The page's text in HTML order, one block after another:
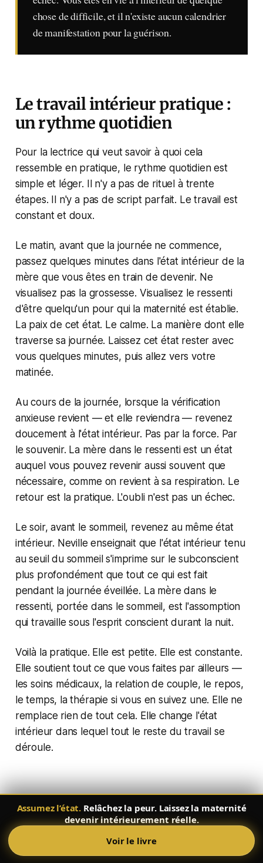
chose de difficile, et il n'existe aucun calendrier
de manifestation pour la guérison.
Le travail intérieur pratique :
un rythme quotidien
Pour la lectrice qui veut savoir à quoi cela
ressemble en pratique, le rythme quotidien est
simple et léger. Il n'y a pas de rituel à trente
étapes. Il n'y a pas de script parfait. Le travail est
constant et doux.
Le matin, avant que la journée ne commence,
passez quelques minutes dans l'état intérieur de la
mère que vous êtes en train de devenir. Ne
visualisez pas la grossesse. Visualisez le ressenti
d'être quelqu'un pour qui la maternité est établie.
La paix de cet état. Le calme. La manière dont elle
traverse sa journée. Laissez cet état rester avec
vous quelques minutes, puis allez vers votre
matinée.
Au cours de la journée, lorsque la vérification
anxieuse revient — et elle reviendra — revenez
doucement à l'état intérieur. Pas par la force. Par
le souvenir. La mère dans le ressenti est un état
auquel vous pouvez revenir aussi souvent que
nécessaire, comme on revient à sa respiration. Le
retour est la pratique. L'oubli n'est pas un échec.
Le soir, avant le sommeil, revenez au même état
intérieur. Neville enseignait que l'état intérieur tenu
au seuil du sommeil s'imprime sur le subconscient
plus profondément que tout ce qui est fait
pendant la journée éveillée. La mère dans le
ressenti, portée dans le sommeil, est l'assomption
qui travaille sous l'esprit conscient durant la nuit.
Voilà la pratique. Elle est petite. Elle est constante.
Elle soutient tout ce que vous faites par ailleurs —
les soins médicaux, la relation de couple, le repos,
le temps, la thérapie si vous en suivez une. Elle ne
remplace rien de tout cela. Elle change l'état
intérieur dans lequel tout le reste du travail se
déroule.
Idées fausses courantes sur la
manifestation d'une grossesse
Idée fausse 1 : Si vous croyiez vraiment, vous
Assumez l’état. Relâchez la peur. Laissez la maternité
devenir intérieurement réelle.
Voir le livre